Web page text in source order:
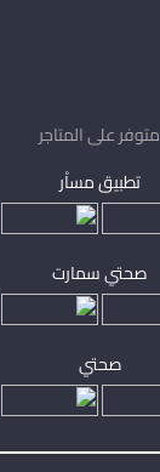
متوفر على المتاجر
تطبيق مساْر
صحتي سمارت
صحتي